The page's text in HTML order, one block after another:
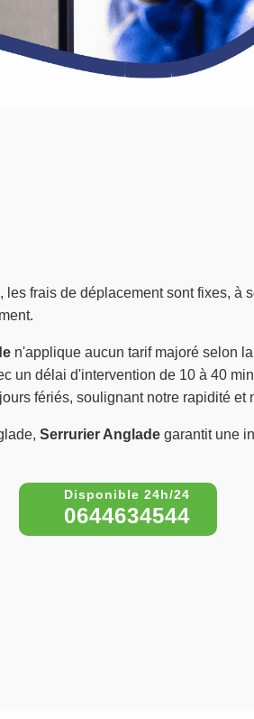
, les frais de déplacement sont fixes, à
n'applique aucun tarif majoré selon
un délai d'intervention de 10 à 40
fériés, soulignant notre rapidité et
Serrurier Anglade garantit une
0644634544